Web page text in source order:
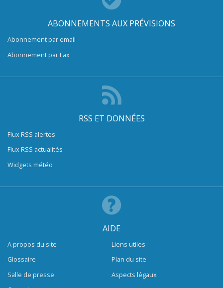
ABONNEMENTS AUX PRÉVISIONS
Abonnement par email
Abonnement par Fax
RSS ET DONNÉES
Flux RSS alertes
Flux RSS actualités
Widgets météo
AIDE
A propos du site
Glossaire
Salle de presse
Liens utiles
Plan du site
Aspects légaux